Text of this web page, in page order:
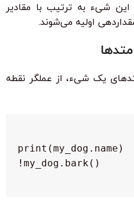
این شیء به ترتیب با مقادیر
یک شیء، از عملگر نقطه